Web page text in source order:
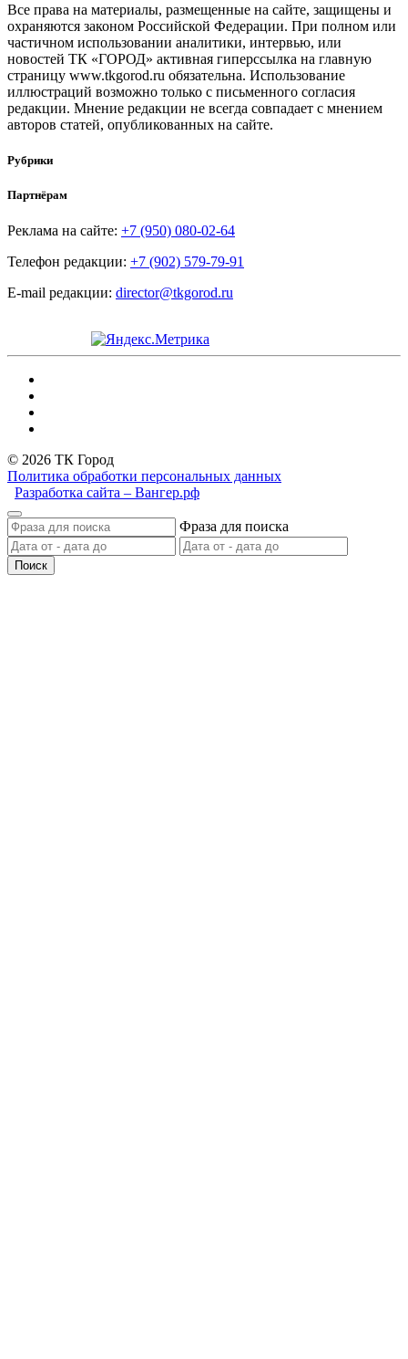
Все права на материалы, размещенные на сайте, защищены и
охраняются законом Российской Федерации. При полном или
частичном использовании аналитики, интервью, или
новостей ТК «ГОРОД» активная гиперссылка на главную
страницу www.tkgorod.ru обязательна. Использование
иллюстраций возможно только с письменного согласия
редакции. Мнение редакции не всегда совпадает с мнением
авторов статей, опубликованных на сайте.
Рубрики
Партнёрам
Реклама на сайте: +7 (950) 080-02-64
Телефон редакции: +7 (902) 579-79-91
E-mail редакции: director@tkgorod.ru
© 2026 ТК Город
Политика обработки персональных данных
Разработка сайта – Вангер.рф
Фраза для поиска
Поиск